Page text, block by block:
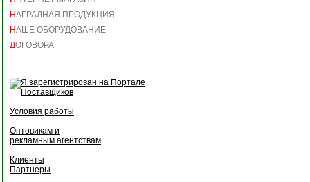
НАГРАДНАЯ ПРОДУКЦИЯ
НАШЕ ОБОРУДОВАНИЕ
ДОГОВОРА
Условия работы
Оптовикам и
рекламным агентствам
Клиенты
Партнеры